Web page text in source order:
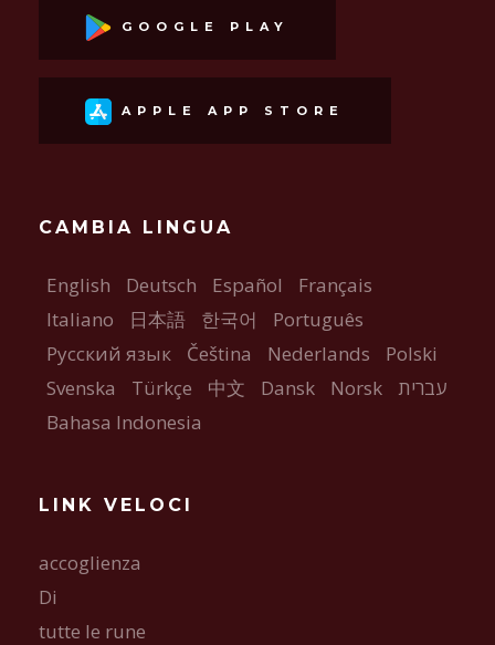
GOOGLE PLAY
APPLE APP STORE
CAMBIA LINGUA
English Deutsch Español
Français
Italiano
日本語 한국어
Português
Русский язык
Čeština Nederlands
Polski
Svenska
Türkçe 中文 Dansk Norsk
עברית
Bahasa Indonesia
LINK VELOCI
accoglienza
Di
tutte le rune